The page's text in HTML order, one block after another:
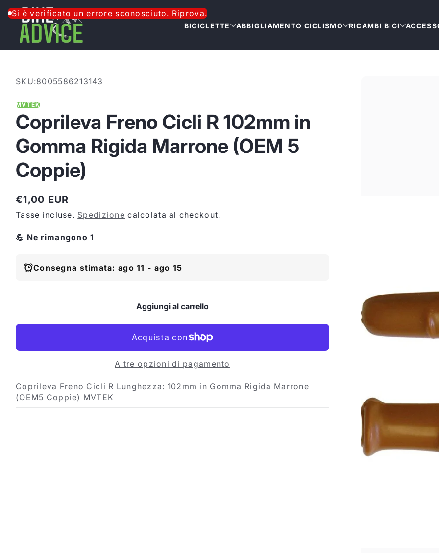
Salta al contenuto
BICICLETTE
ABBIGLIAMENTO CICLISMO RICAMBI BICI
SKU:8005586213143
MVTEK
Coprileva Freno Cicli R 102mm in
Gomma Rigida Marrone (OEM 5
Coppie)
Prezzo
normale
€1,00 EUR
Tasse incluse. Spedizione calcolata al checkout.
💪 Ne rimangono 1
Consegna stimata: ago 11 - ago 15
Aggiungi al carrello
Altre opzioni di pagamento
Coprileva Freno Cicli R Lunghezza: 102mm in Gomma Rigida Marrone
(OEM5 Coppie) MVTEK
Si è verificato un errore sconosciuto. Riprova.